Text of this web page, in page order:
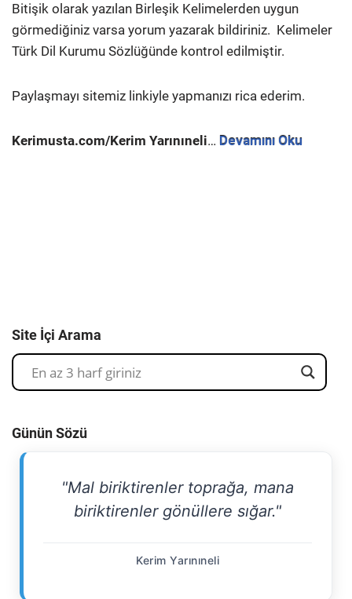
Bitişik olarak yazılan Birleşik Kelimelerden uygun
görmediğiniz varsa yorum yazarak bildiriniz. Kelimeler
Türk Dil Kurumu Sözlüğünde kontrol edilmiştir.
Paylaşmayı sitemiz linkiyle yapmanızı rica ederim.
Kerimusta.com/Kerim Yarınıneli… Devamını Oku
Site İçi Arama
Günün Sözü
"Mal biriktirenler toprağa, mana
biriktirenler gönüllere sığar."
Kerim Yarınıneli